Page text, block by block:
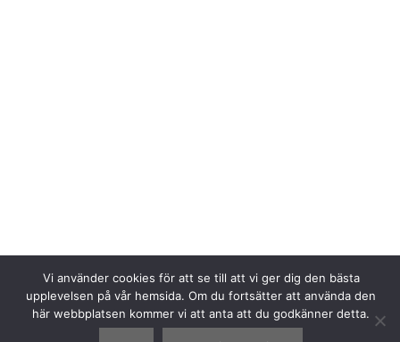
Vi använder cookies för att se till att vi ger dig den bästa
upplevelsen på vår hemsida. Om du fortsätter att använda den
här webbplatsen kommer vi att anta att du godkänner detta.